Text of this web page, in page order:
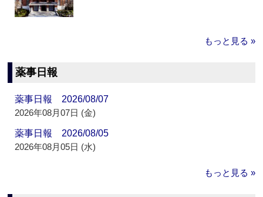
もっと見る »
薬事日報
薬事日報 2026/08/07
2026年08月07日 (金)
薬事日報 2026/08/05
2026年08月05日 (水)
もっと見る »